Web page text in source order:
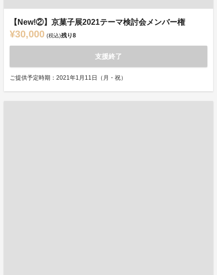
【New!②】京菓子展2021テーマ検討会メンバー権
¥30,000 (税込)残り8
支援終了
ご提供予定時期：2021年1月11日（月・祝）